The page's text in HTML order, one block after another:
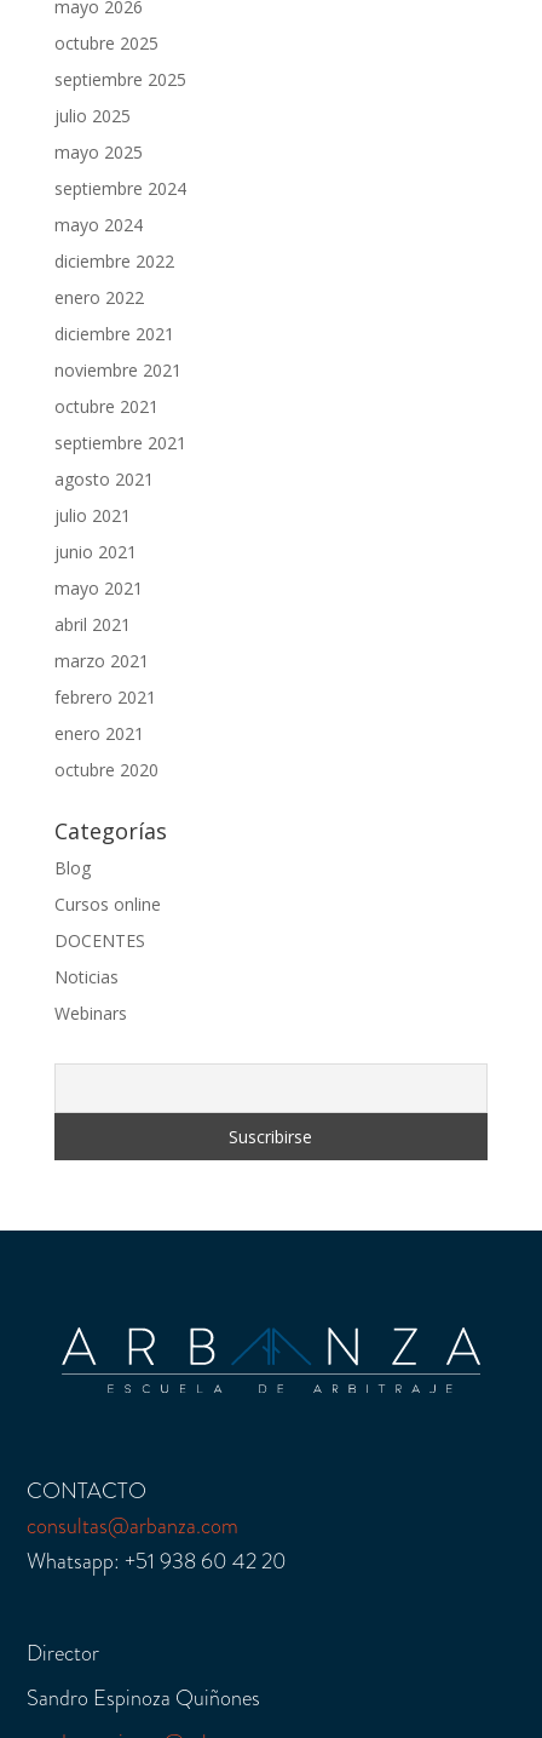
mayo 2026
octubre 2025
septiembre 2025
julio 2025
mayo 2025
septiembre 2024
mayo 2024
diciembre 2022
enero 2022
diciembre 2021
noviembre 2021
octubre 2021
septiembre 2021
agosto 2021
julio 2021
junio 2021
mayo 2021
abril 2021
marzo 2021
febrero 2021
enero 2021
octubre 2020
Categorías
Blog
Cursos online
DOCENTES
Noticias
Webinars
CONTACTO
consultas@arbanza.com
Whatsapp: +51 938 60 42 20
Director
Sandro Espinoza Quiñones